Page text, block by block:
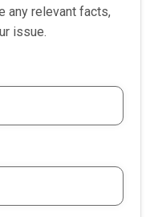
any relevant facts,
issue.